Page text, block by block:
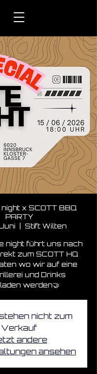
x SCOTT BBQ
PARTY
  |
Stift Wilten
night führt uns nach
zum SCOTT HQ
wo wir auf eine
und Drinks
werden🤝
nicht zum
Verkauf
andere
ansehen